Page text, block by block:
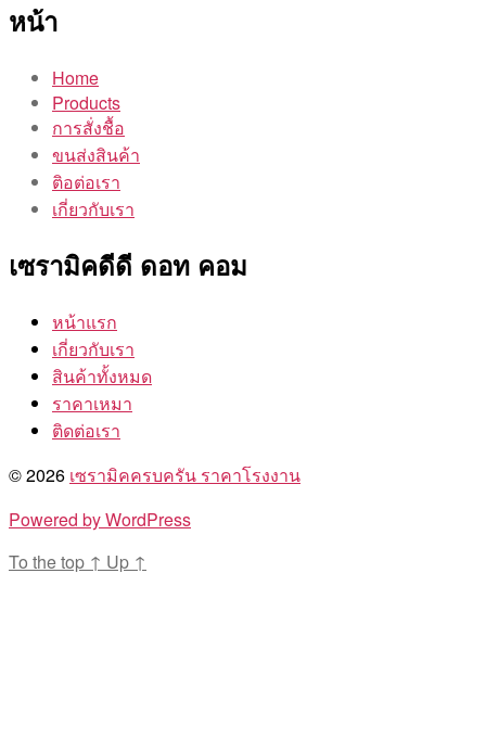
หน้า
Home
Products
การสั่งชื้อ
ขนส่งสินค้า
ติอต่อเรา
เกี่ยวกับเรา
เซรามิคดีดี ดอท คอม
หน้าแรก
เกี่ยวกับเรา
สินค้าทั้งหมด
ราคาเหมา
ติดต่อเรา
© 2026 เซรามิคครบครัน ราคาโรงงาน
Powered by WordPress
To the top ↑ Up ↑